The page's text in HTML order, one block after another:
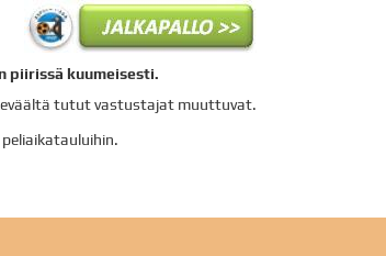
piirissä kuumeisesti.
tutut vastustajat muuttuvat.